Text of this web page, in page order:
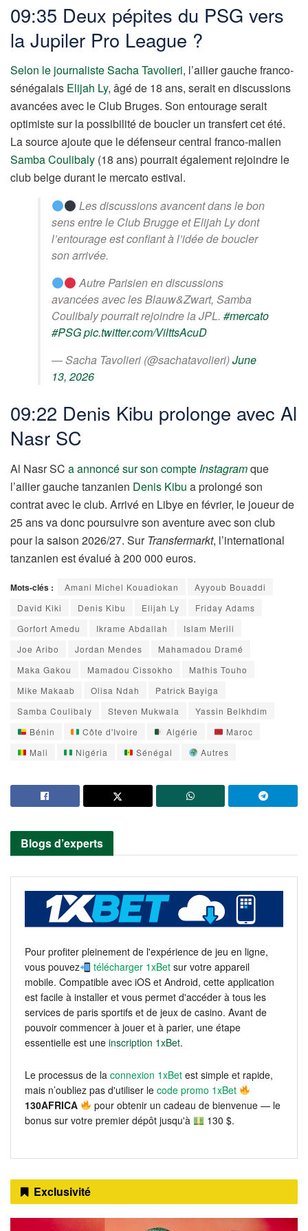
09:35 Deux pépites du PSG vers
la Jupiler Pro League ?
Selon le journaliste Sacha Tavolieri, l’ailier gauche franco-
sénégalais Elijah Ly, âgé de 18 ans, serait en discussions
avancées avec le Club Bruges. Son entourage serait
optimiste sur la possibilité de boucler un transfert cet été.
La source ajoute que le défenseur central franco-malien
Samba Coulibaly (18 ans) pourrait également rejoindre le
club belge durant le mercato estival.
Les discussions avancent dans le bon
sens entre le Club Brugge et Elijah Ly dont
l’entourage est confiant à l’idée de boucler
son arrivée.
Autre Parisien en discussions
avancées avec les Blauw&Zwart, Samba
Coulibaly pourrait rejoindre la JPL. #mercato
#PSGpic.twitter.com/VilttsAcuD
— Sacha Tavolieri (@sachatavolieri)June
13, 2026
09:22 Denis Kibu prolonge avec Al
Nasr SC
Al Nasr SC a annoncé sur son compte Instagramque
l’ailier gauche tanzanien Denis Kibu a prolongé son
contrat avec le club. Arrivé en Libye en février, le joueur de
25 ans va donc poursuivre son aventure avec son club
pour la saison 2026/27. Sur Transfermarkt, l’international
tanzanien est évalué à 200 000 euros.
Mots-clés : Amani Michel Kouadiokan
Ayyoub Bouaddi
David Kiki
Denis Kibu Elijah Ly
Friday Adams
Gorfort Amedu
Ikrame Abdallah
Islam Merili
Joe Aribo
Jordan Mendes
Mahamadou Dramé
Maka Gakou
Mamadou Cissokho
Mathis Touho
Mike Makaab
Olisa Ndah
Patrick Bayiga
Samba Coulibaly
Steven Mukwala
Yassin Belkhdim
Bénin
Côte d'Ivoire Algérie
Maroc
Mali
Nigéria Sénégal Autres
Blogs d’experts
Pour profiter pleinement de l'expérience de jeu en ligne,
vous pouvez
télécharger 1xBet sur votre appareil
mobile. Compatible avec iOS et Android, cette application
est facile à installer et vous permet d'accéder à tous les
services de paris sportifs et de jeux de casino. Avant de
pouvoir commencer à jouer et à parier, une étape
essentielle est une inscription 1xBet.
Le processus de la connexion 1xBet est simple et rapide,
mais n’oubliez pas d'utiliser le code promo 1xBet
130AFRICA
pour obtenir un cadeau de bienvenue — le
bonus sur votre premier dépôt jusqu'à
130 $.
Exclusivité